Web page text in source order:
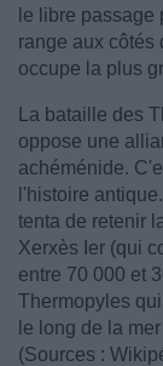
le libre passage
range aux côtés
occupe la plus
La bataille des
oppose une
achéménide.
l'histoire
tenta de retenir
Xerxès Ier (qui
entre 70 000 et
Thermopyles
le long de la
(Sources :